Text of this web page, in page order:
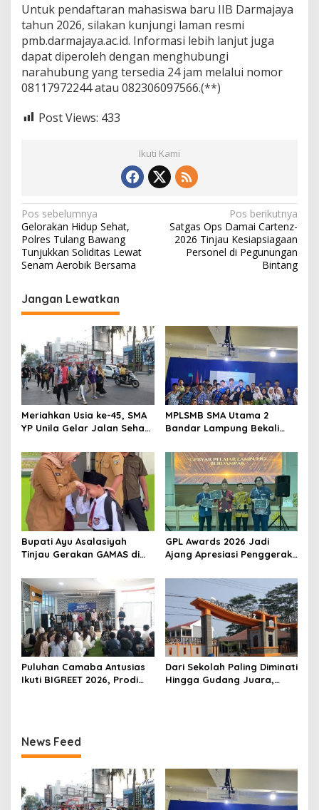
Untuk pendaftaran mahasiswa baru IIB Darmajaya
tahun 2026, silakan kunjungi laman resmi
pmb.darmajaya.ac.id. Informasi lebih lanjut juga
dapat diperoleh dengan menghubungi
narahubung yang tersedia 24 jam melalui nomor
08117972244 atau 082306097566.(**)
Post Views: 433
Ikuti Kami
N
a
v
g
a
s
i
p
o
s
Pos sebelumnya
Gelorakan Hidup Sehat,
Polres Tulang Bawang
Tunjukkan Soliditas Lewat
Senam Aerobik Bersama
Pos berikutnya
Satgas Ops Damai Cartenz-
2026 Tinjau Kesiapsiagaan
Personel di Pegunungan
Bintang
Jangan Lewatkan
Meriahkan Usia ke-45, SMA
YP Unila Gelar Jalan Sehat
MPLSMB SMA Utama 2
Bandar Lampung Bekali
Jurnalistik, dan Etika
Bermedia Sosial
Bupati Ayu Asalasiyah
Tinjau Gerakan GAMAS di
GPL Awards 2026 Jadi
Ajang Apresiasi Penggerak
Puluhan Camaba Antusias
Ikuti BIGREET 2026, Prodi
Dari Sekolah Paling Diminati
Hingga Gudang Juara,
News Feed